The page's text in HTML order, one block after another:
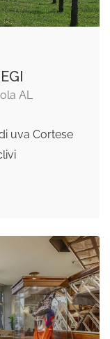
AL
uva Cortese